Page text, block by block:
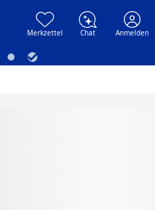
Merkzettel Chat Anmelden